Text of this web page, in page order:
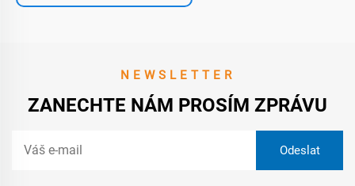
NEWSLETTER
ZANECHTE NÁM PROSÍM ZPRÁVU